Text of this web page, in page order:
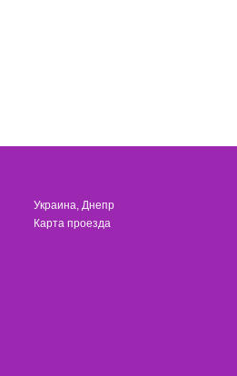
Украина, Днепр
Карта проезда